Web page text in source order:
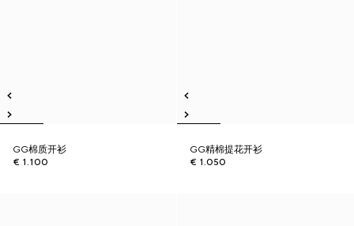
GG棉质开衫
€ 1.100
GG精棉提花开衫
€ 1.050